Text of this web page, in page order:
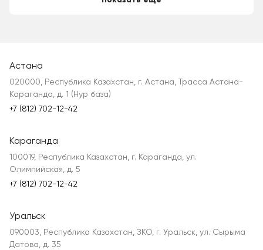
Астана
020000, Республика Казахстан, г. Астана, Трасса Астана-
Караганда, д. 1 (Нур база)
+7 (812) 702-12-42
Караганда
100019, Республика Казахстан, г. Караганда, ул.
Олимпийская, д. 5
+7 (812) 702-12-42
Уральск
090003, Республика Казахстан, ЗКО, г. Уральск, ул. Сырыма
Датова, д. 35